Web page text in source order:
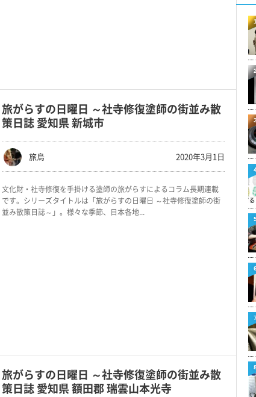
旅がらすの日曜日 ～社寺修復塗師の街並み散
策日誌 愛知県 新城市
旅烏 2020年3月1日
文化財・社寺修復を手掛ける塗師の旅がらすによるコラム長期連載
です。シリーズタイトルは「旅がらすの日曜日 ～社寺修復塗師の街
並み散策日誌～」。様々な季節、日本各地...
旅がらすの日曜日 ～社寺修復塗師の街並み散
策日誌 愛知県 額田郡 瑞雲山本光寺
2
3